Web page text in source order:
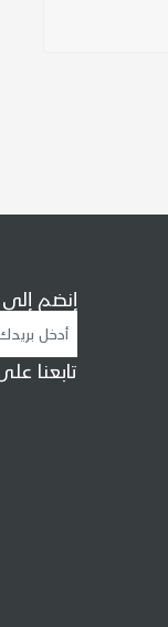
إنضم إلى
تابعنا